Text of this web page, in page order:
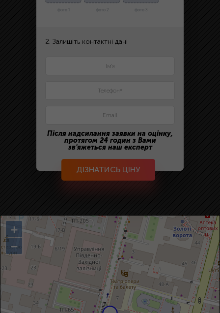
фото 1 фото 2 фото 3
2. Залишіть контактні дані
Після надсилання заявки на оцінку,
протягом 24 годин з Вами
зв'яжеться наш експерт
ДІЗНАТИСЬ ЦІНУ
+
−